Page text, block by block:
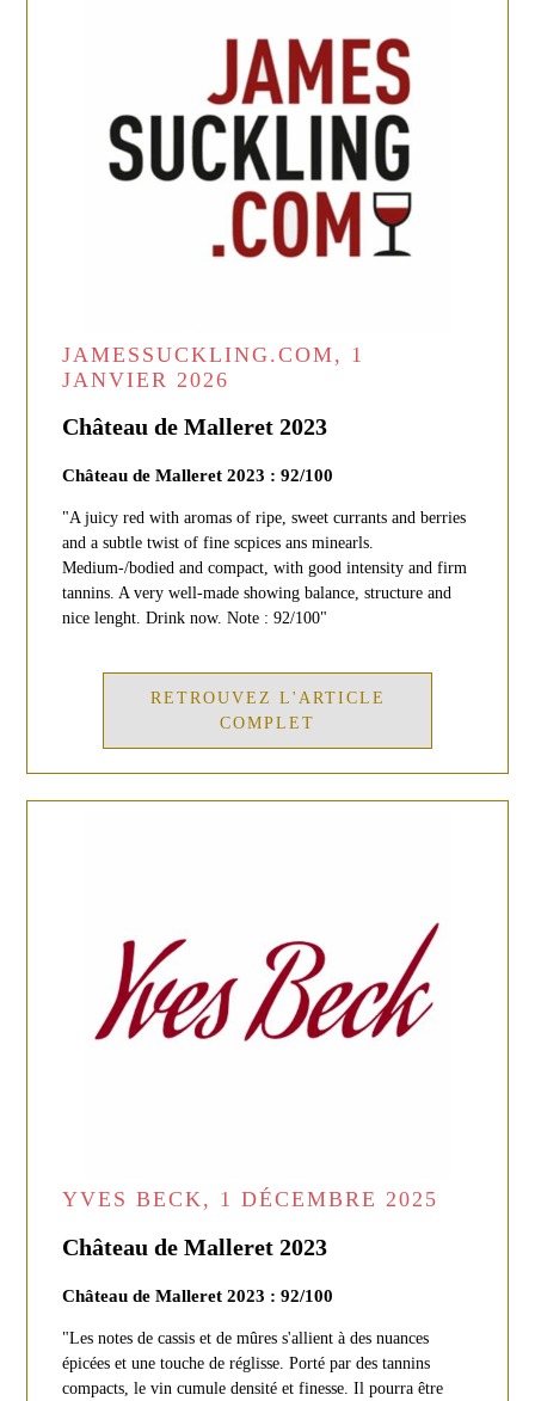
JAMESSUCKLING.COM, 1
JANVIER 2026
Château de Malleret 2023
Château de Malleret 2023 : 92/100
"A juicy red with aromas of ripe, sweet currants and berries
and a subtle twist of fine scpices ans minearls.
Medium-/bodied and compact, with good intensity and firm
tannins. A very well-made showing balance, structure and
nice lenght. Drink now. Note : 92/100"
RETROUVEZ L'ARTICLE
COMPLET
YVES BECK, 1 DÉCEMBRE 2025
Château de Malleret 2023
Château de Malleret 2023 : 92/100
"Les notes de cassis et de mûres s'allient à des nuances
épicées et une touche de réglisse. Porté par des tannins
compacts, le vin cumule densité et finesse. Il pourra être